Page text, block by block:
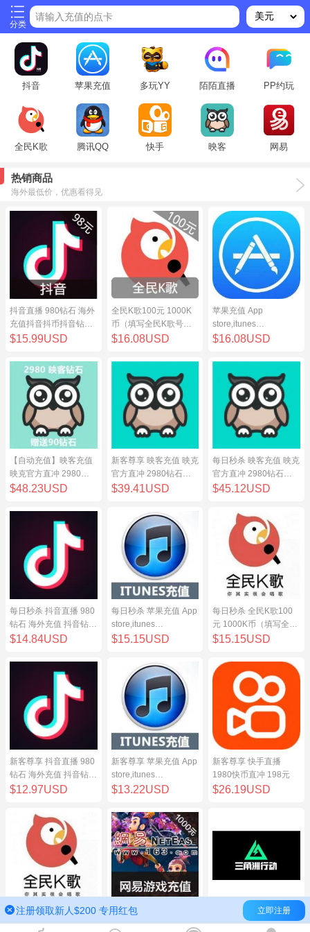
分类
请输入充值的点卡
抖音 苹果充值 多玩YY 陌陌直播 PP约玩
全民K歌 腾讯QQ 快手 映客 网易
热销商品
海外最低价，优惠看得见
抖音直播 980钻石 海外
充值抖音抖币抖音钻98
元
$15.99USD
全民K歌100元 1000K
币（填写全民K歌号充
值）
$16.08USD
苹果充值 App
store,itunes
store,iphone,ipad中国
$16.08USD
【自动充值】映客充值
映克官方直冲 2980钻
石 298元 inke钻石
$48.23USD
新客尊享 映客充值 映克
官方直冲 2980钻石
298元 inke钻石
$39.41USD
每日秒杀 映客充值 映克
官方直冲 2980钻石
298元 inke钻石
$45.12USD
每日秒杀 抖音直播 980
钻石 海外充值 抖音钻石
（原抖币）98元
$14.84USD
每日秒杀 苹果充值 App
store,itunes
store,iphone,ipad中国
$15.15USD
每日秒杀 全民K歌100
元 1000K币（填写全民
K歌号充值）
$15.15USD
新客尊享 抖音直播 980
钻石 海外充值 抖音钻石
（原抖币）98元
$12.97USD
新客尊享 苹果充值 App
store,itunes
store,iphone,ipad中国
$13.22USD
新客尊享 快手直播
1980快币直冲 198元
$26.19USD
新客尊享 全民K歌100
元 1000K币（填写全民
网易点数1000元(可直
充/寄售) 网易一卡通
三角洲行动（腾讯国
服）
注册领取新人$200 专用红包 立即注册